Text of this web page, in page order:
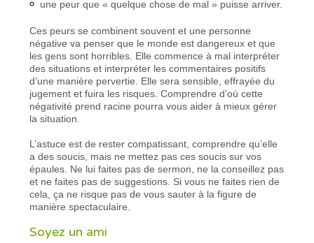
une peur que « quelque chose de mal » puisse arriver.
Ces peurs se combinent souvent et une personne
négative va penser que le monde est dangereux et que
les gens sont horribles. Elle commence à mal interpréter
des situations et interpréter les commentaires positifs
d’une manière pervertie. Elle sera sensible, effrayée du
jugement et fuira les risques. Comprendre d’où cette
négativité prend racine pourra vous aider à mieux gérer
la situation.
L’astuce est de rester compatissant, comprendre qu’elle
a des soucis, mais ne mettez pas ces soucis sur vos
épaules. Ne lui faites pas de sermon, ne la conseillez pas
et ne faites pas de suggestions. Si vous ne faites rien de
cela, ça ne risque pas de vous sauter à la figure de
manière spectaculaire.
Soyez un ami